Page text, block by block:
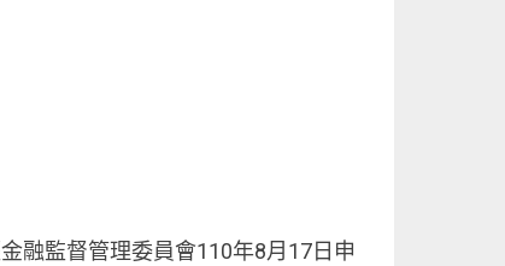
融監督管理委員會110年8月17日申